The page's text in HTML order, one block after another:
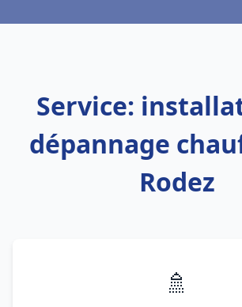
Service:
dépannage
Rodez
🚿